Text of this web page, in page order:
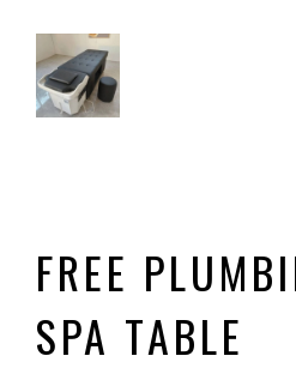
FREE
SPA TABLE